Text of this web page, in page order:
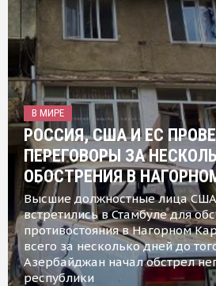
В МИРЕ
РОССИЯ, США И ЕС
ПЕРЕГОВОРЫ ЗА
ОБОСТРЕНИЯ В
Высшие должностные лица
встретились в Стамбуле для
противостояния в Нагорном
всего за несколько дней до
Азербайджан начал обстрел
республики